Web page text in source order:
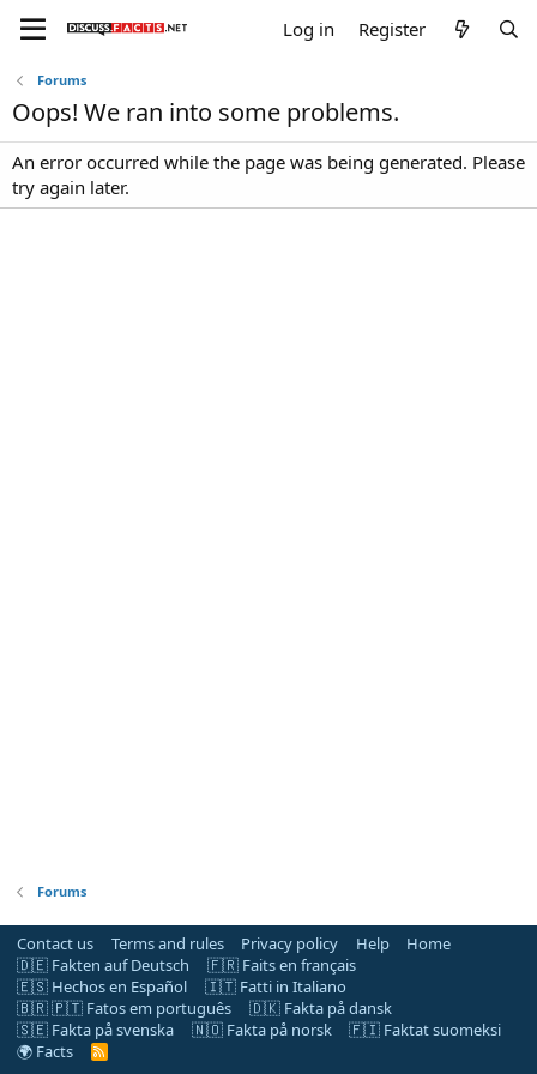
Log in Register
Forums
Oops! We ran into some problems.
An error occurred while the page was being generated. Please
try again later.
Forums
Contact us Terms and rules Privacy policy Help
Home
🇩🇪 Fakten auf Deutsch
🇫🇷 Faits en français
🇪🇸 Hechos en Español
🇮🇹 Fatti in Italiano
🇧🇷 🇵🇹 Fatos em português
🇩🇰 Fakta på dansk
🇸🇪 Fakta på svenska
🇳🇴 Fakta på norsk
🇫🇮 Faktat suomeksi
🌍 Facts
R